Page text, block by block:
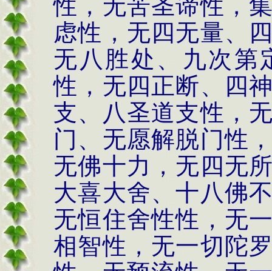
性，无苦圣谛性，
虑性，无四无量、
无八胜处、九次第
性，无四正断、四
支、八圣道支性，
门、无愿解脱门性
无佛十力，无四无
大喜大舍、十八佛
无恒住舍性性，无
相智性，无一切陀